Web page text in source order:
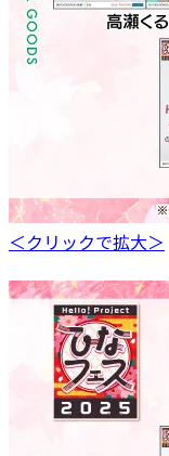
＜クリックで拡大＞